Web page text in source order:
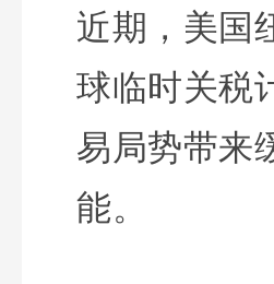
近期，美国
球临时关税
易局势带来
能。